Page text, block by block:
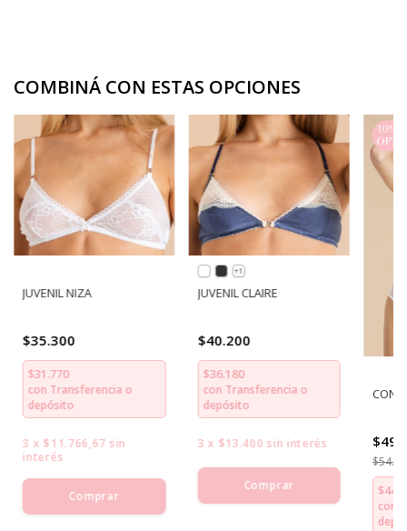
COMBINÁ CON ESTAS OPCIONES
JUVENIL NIZA
$35.300
$31.770
con Transferencia o
depósito
3 x $11.766,67 sin
interés
Comprar
+1
JUVENIL CLAIRE
$40.200
$36.180
con Transferencia o
depósito
3 x $13.400 sin interés
Comprar
con